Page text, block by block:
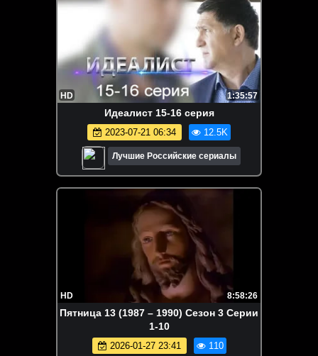
HD 1:35:57
Идeaлист 15-16 серия
2023-07-21 06:34 12.5K
Лучшие Российские сериалы
HD 8:58:26
Пятница 13 (1987 – 1990) Сезон 3 Серии
1-10
2026-01-27 23:41 110